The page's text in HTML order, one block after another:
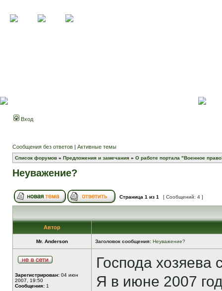
Вход
Сообщения без ответов | Активные темы
Список форумов » Предложения и замечания » О работе портала "Военное
Неуважение?
Страница 1 из 1 [ Сообщений: 4 ]
Автор
Mr. Anderson Заголовок сообщения: Неуважение?
Зарегистрирован: 04 июн
2007, 19:50
Сообщения: 1
Господа хозяева
Я в июне 2007